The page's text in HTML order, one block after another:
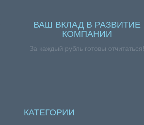
ВАШ ВКЛАД В РАЗВИТИЕ
КОМПАНИИ
За каждый рубль готовы отчитаться!
КАТЕГОРИИ